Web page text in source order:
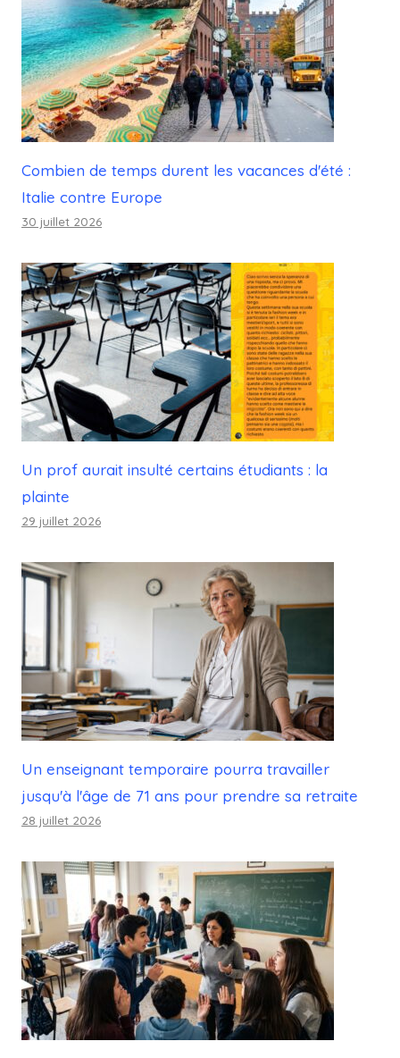
Combien de temps durent les vacances d'été :
Italie contre Europe
30 juillet 2026
Un prof aurait insulté certains étudiants : la
plainte
29 juillet 2026
Un enseignant temporaire pourra travailler
jusqu'à l'âge de 71 ans pour prendre sa retraite
28 juillet 2026